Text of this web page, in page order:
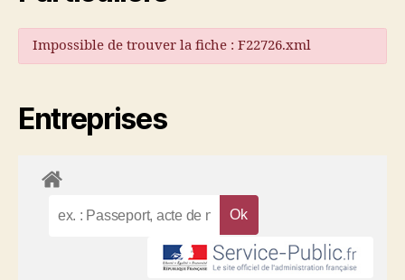
Impossible de trouver la fiche : F22726.xml
Entreprises